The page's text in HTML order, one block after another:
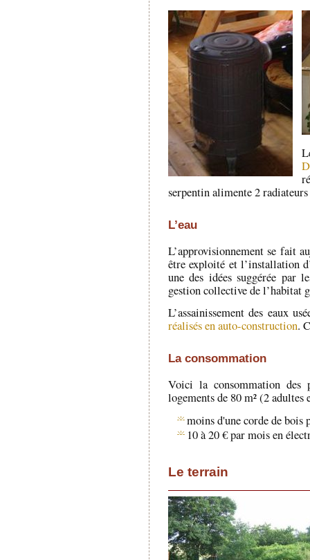
serpentin alimente 2
L’eau
L’approvisionnement se fait
être exploité et l’installation
une des idées suggérée par
gestion collective de l’habitat
L’assainissement des eaux
réalisés en auto-construction.
La consommation
Voici la consommation des
logements de 80 m² (2 adultes
moins d'une corde de bois
10 à 20 € par mois en
Le terrain